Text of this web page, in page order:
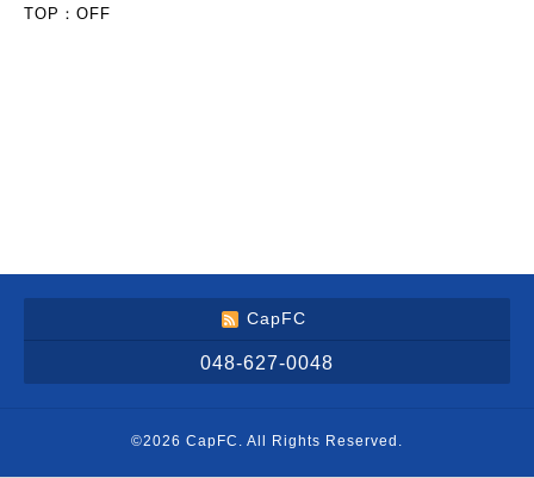
TOP：OFF
CapFC
048-627-0048
©2026 CapFC . All Rights Reserved.